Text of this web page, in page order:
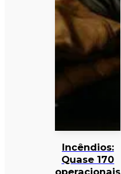
Incêndios:
Quase 170